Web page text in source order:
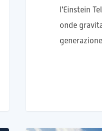
l'Einstein
onde